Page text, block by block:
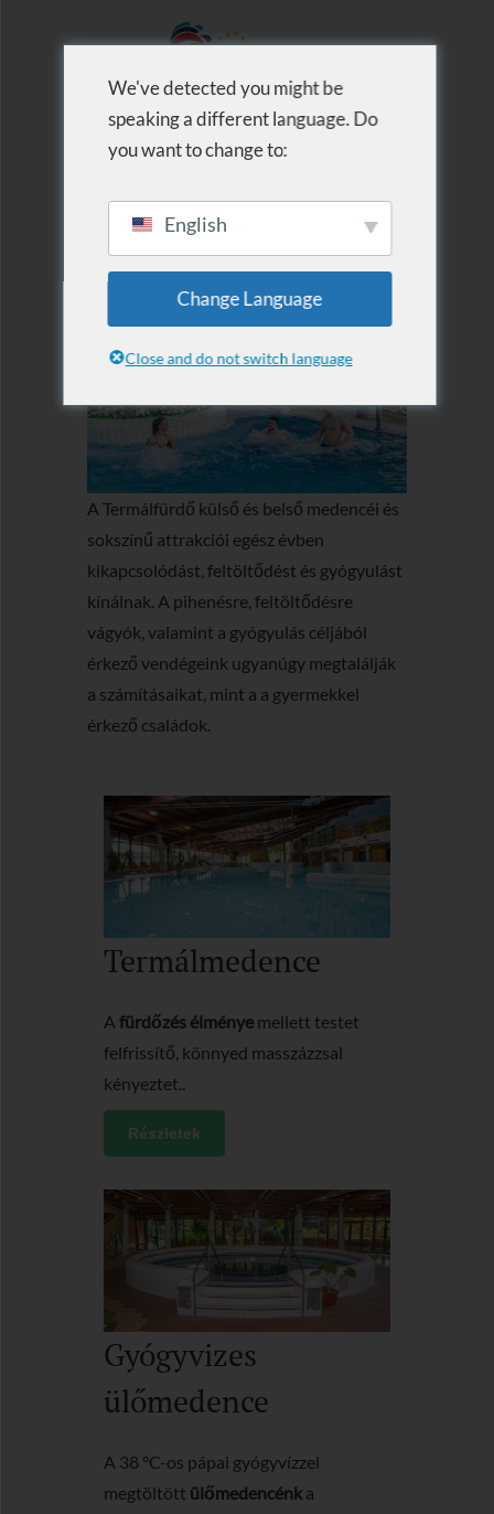
Termálfürdő
A Termálfürdő külső és belső medencéi és
sokszínű attrakciói egész évben
kikapcsolódást, feltöltődést és gyógyulást
kínálnak. A pihenésre, feltöltődésre
vágyók, valamint a gyógyulás céljából
érkező vendégeink ugyanúgy megtalálják
a számításaikat, mint a a gyermekkel
érkező családok.
Termálmedence
A fürdőzés élménye mellett testet
felfrissítő, könnyed masszázzsal
kényeztet..
Részletek
Gyógyvizes
ülőmedence
A 38 °C-os pápai gyógyvízzel
megtöltött ülőmedencénk a
We've detected you might be
speaking a different language. Do
you want to change to:
English
Change Language
Close and do not switch language